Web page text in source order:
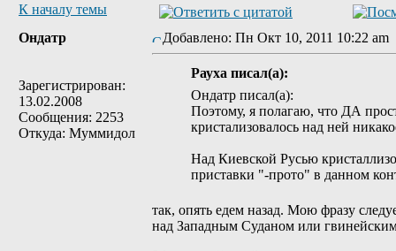
К началу темы
Ондатр
Зарегистрирован:
13.02.2008
Сообщения: 2253
Откуда: Муммидол
Добавлено: Пн Окт 10, 2011 10:22
Рауха писал(а):
Ондатр писал(а):
Поэтому, я полагаю, что ДА
кристализовалось над ней
Над Киевской Русью
приставки "-прото" в данном
так, опять едем назад. Мою фразу
над Западным Суданом или